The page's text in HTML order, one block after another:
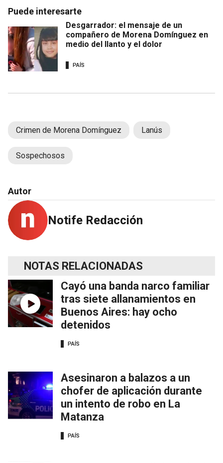
Puede interesarte
Desgarrador: el mensaje de un
compañero de Morena Domínguez en
medio del llanto y el dolor
PAÍS
Crimen de Morena Domínguez Lanús
Sospechosos
Autor
Notife Redacción
NOTAS RELACIONADAS
Cayó una banda narco familiar
tras siete allanamientos en
Buenos Aires: hay ocho
detenidos
PAÍS
Asesinaron a balazos a un
chofer de aplicación durante
un intento de robo en La
Matanza
PAÍS